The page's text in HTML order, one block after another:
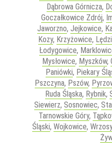
Dąbrowa Górnicza,
Goczałkowice Zdrój,
Jaworzno, Jejkowice,
Kozy, Krzyżowice,
Łodygowice,
Mysłowice, Myszków,
Paniówki, Piekary
Pszczyna, Pszów,
Ruda Śląska, Rybnik,
Siewierz, Sosnowiec,
Tarnowskie Góry,
Śląski, Wojkowice, Wrzosy